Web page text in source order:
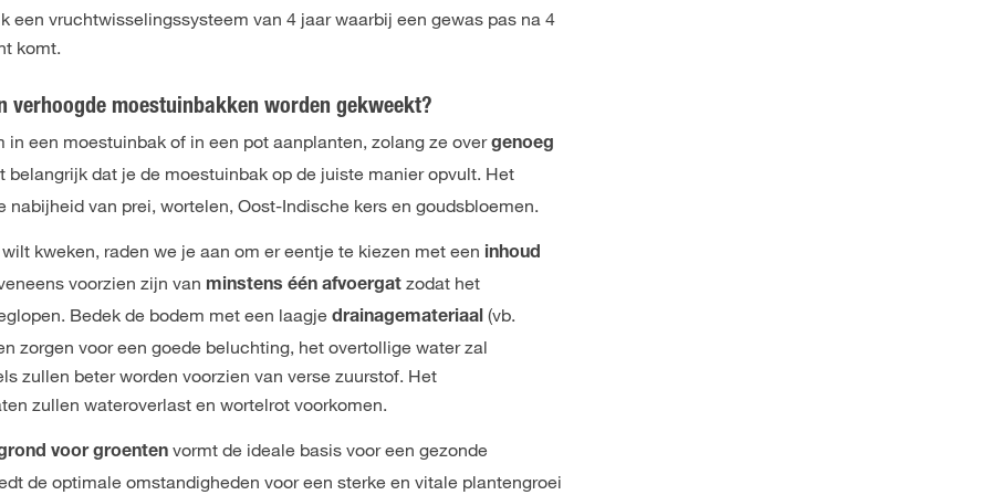
een vruchtwisselingssysteem van 4 jaar waarbij een gewas pas na 4
komt.
verhoogde moestuinbakken worden gekweekt?
in een moestuinbak of in een pot aanplanten, zolang ze overgenoeg
dat je de moestuinbak op de juiste manier opvult. Het
van prei, wortelen, Oost-Indische kers en goudsbloemen.
kweken, raden we je aan om er eentje te kiezen met een inhoud
voorzien zijn van minstens één afvoergatzodat het
Bedek de bodem met een laagjedrainagemateriaal(vb.
zorgen voor een goede beluchting, het overtollige water zal
zullen beter worden voorzien van verse zuurstof. Het
zullen wateroverlast en wortelrot voorkomen.
voor groenten vormt de ideale basis voor een gezonde
de optimale omstandigheden voor een sterke en vitale plantengroei